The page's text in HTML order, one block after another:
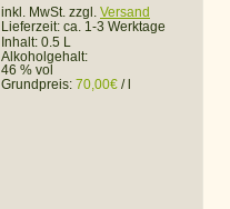
inkl. MwSt. zzgl. Versand
Lieferzeit: ca. 1-3 Werktage
Inhalt: 0.5 L
Alkoholgehalt:
46 % vol
Grundpreis: 70,00€ /